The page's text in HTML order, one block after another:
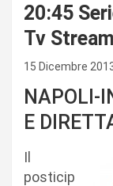
20:45
Tv
15 Dicembre
NAPOLI-
E
Il
posticip